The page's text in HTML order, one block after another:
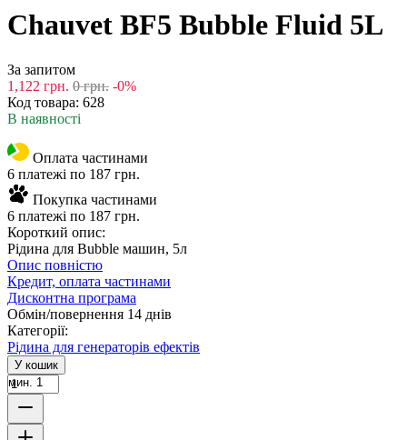
Chauvet BF5 Bubble Fluid 5L
За запитом
1,122 грн. 0 грн. -0%
Код товара: 628
В наявності
Оплата частинами
6 платежі по 187 грн.
Покупка частинами
6 платежі по 187 грн.
Короткий опис:
Рідина для Bubble машин, 5л
Опис повністю
Кредит, оплата частинами
Дисконтна програма
Обмін/повернення 14 днів
Категорії:
Рідина для генераторів ефектів
У кошик
мин. 1